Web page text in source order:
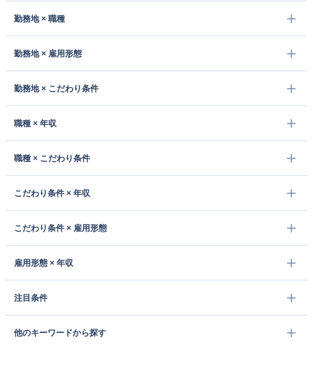
勤務地 × 職種
勤務地 × 雇用形態
勤務地 × こだわり条件
職種 × 年収
職種 × こだわり条件
こだわり条件 × 年収
こだわり条件 × 雇用形態
雇用形態 × 年収
注目条件
他のキーワードから探す